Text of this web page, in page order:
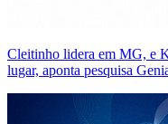
Cleitinho lidera em MG, e
lugar, aponta pesquisa